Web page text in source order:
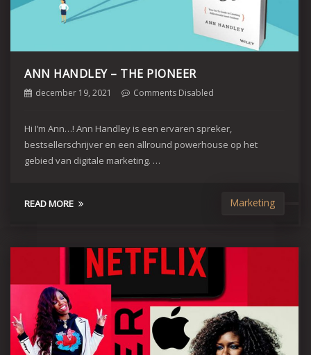
ANN HANDLEY – THE PIONEER
december 19, 2021 Comments Disabled
Hi I’m Ann…! Ann Handley is een ervaren spreker,
bestsellerschrijver en een allround powerhouse op het
gebied van digitale marketing. …
READ MORE Marketing